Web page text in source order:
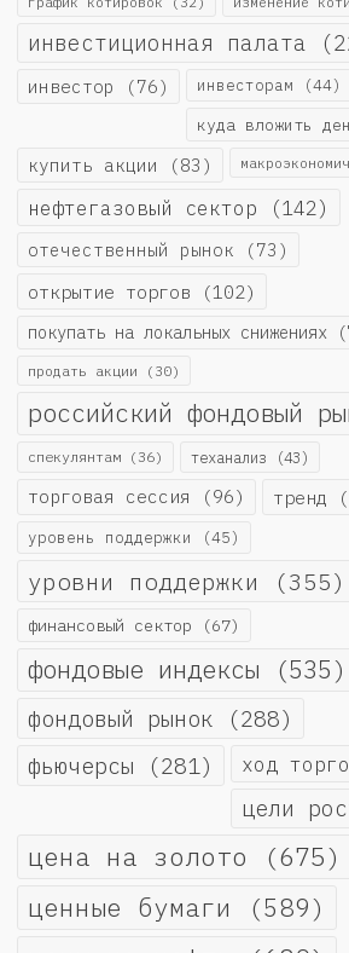
инвестиционная палата
инвестор (76) инвесторам (44)
куда вложить
купить акции (83)
нефтегазовый сектор (142)
отечественный рынок (73)
открытие торгов (102)
покупать на локальных снижениях
продать акции (30)
российский фондовый
спекулянтам (36) теханализ (43)
торговая сессия (96) тренд
уровень поддержки (45)
уровни поддержки (355)
финансовый сектор (67)
фондовые индексы (535)
фондовый рынок (288)
фьючерсы (281) ход
цели
цена на золото (675)
ценные бумаги (589)